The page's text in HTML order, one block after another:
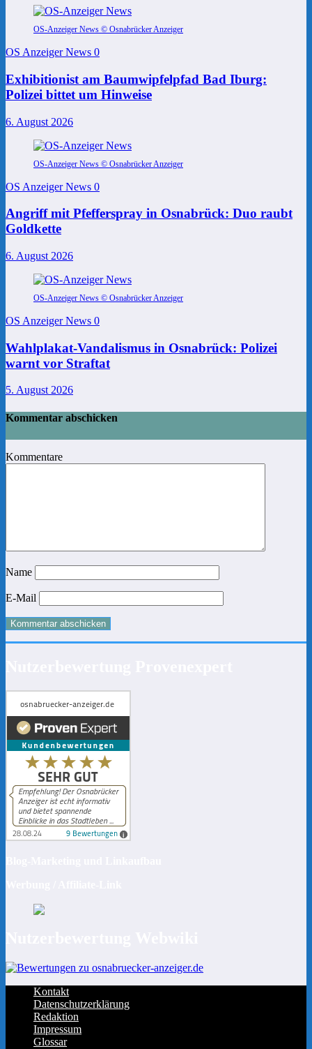
OS-Anzeiger News © Osnabrücker Anzeiger
OS Anzeiger News 0
Exhibitionist am Baumwipfelpfad Bad Iburg:
Polizei bittet um Hinweise
6. August 2026
OS-Anzeiger News © Osnabrücker Anzeiger
OS Anzeiger News 0
Angriff mit Pfefferspray in Osnabrück: Duo raubt
Goldkette
6. August 2026
OS-Anzeiger News © Osnabrücker Anzeiger
OS Anzeiger News 0
Wahlplakat-Vandalismus in Osnabrück: Polizei
warnt vor Straftat
5. August 2026
Kommentar abschicken
Kommentare
Name
E-Mail
Kontakt
Datenschutzerklärung
Redaktion
Impressum
Glossar